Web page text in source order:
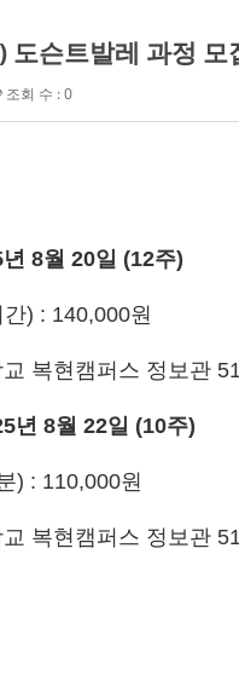
슨트발레 과정 모
조회 수 : 0
8월 20일 (12주)
) : 140,000원
복현캠퍼스 정보관
년 8월 22일 (10주)
) : 110,000원
복현캠퍼스 정보관